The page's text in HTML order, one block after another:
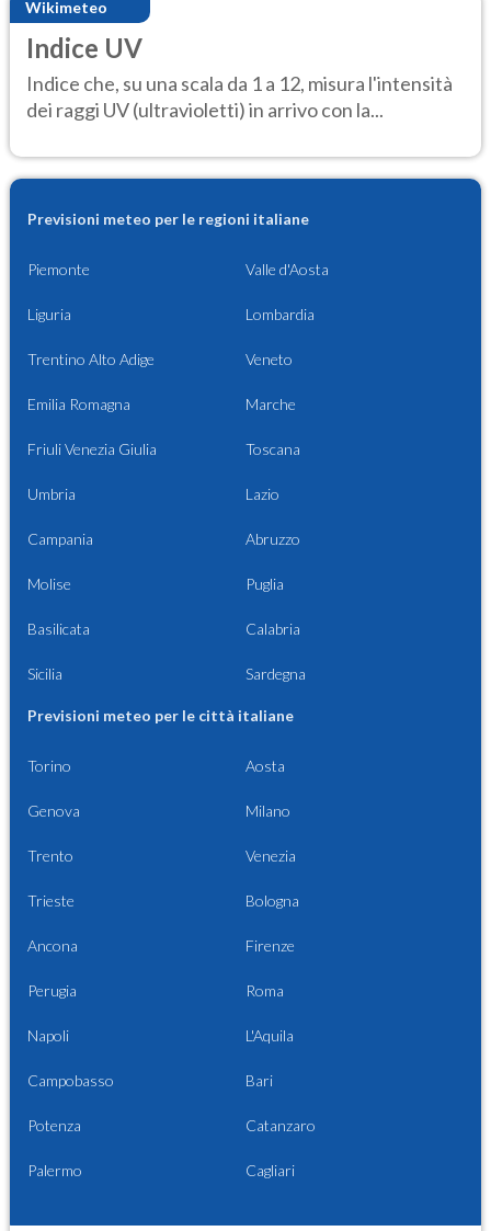
Wikimeteo
Indice UV
Indice che, su una scala da 1 a 12, misura l'intensità
dei raggi UV (ultravioletti) in arrivo con la...
Previsioni meteo per le regioni italiane
Piemonte Valle d'Aosta
Liguria Lombardia
Trentino Alto Adige Veneto
Emilia Romagna Marche
Friuli Venezia Giulia Toscana
Umbria Lazio
Campania Abruzzo
Molise Puglia
Basilicata Calabria
Sicilia Sardegna
Previsioni meteo per le città italiane
Torino Aosta
Genova Milano
Trento Venezia
Trieste Bologna
Ancona Firenze
Perugia Roma
Napoli L'Aquila
Campobasso Bari
Potenza Catanzaro
Palermo Cagliari